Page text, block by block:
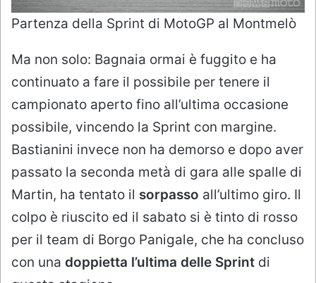
Partenza della Sprint di MotoGP al Montmelò
Ma non solo: Bagnaia ormai è fuggito e ha
continuato a fare il possibile per tenere il
campionato aperto fino all’ultima occasione
possibile, vincendo la Sprint con margine.
Bastianini invece non ha demorso e dopo aver
passato la seconda metà di gara alle spalle di
Martin, ha tentato il sorpasso all’ultimo giro. Il
colpo è riuscito ed il sabato si è tinto di rosso
per il team di Borgo Panigale, che ha concluso
con una doppietta l’ultima delle Sprint di